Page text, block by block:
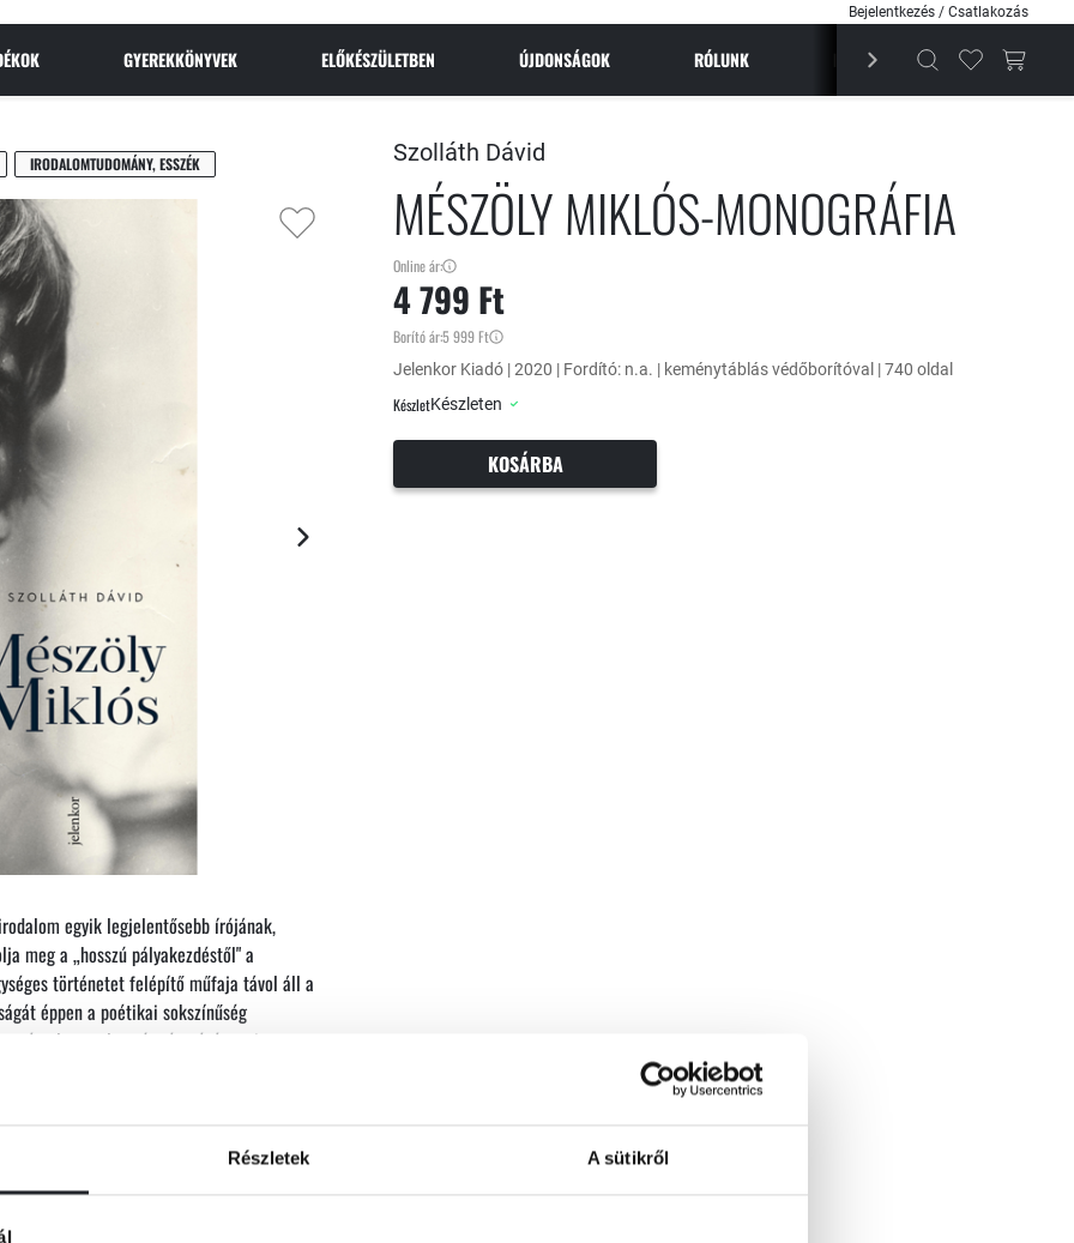
Részletek A sütikről
Bejelentkezés / Csatlakozás
GYEREKKÖNYVEK ELŐKÉSZÜLETBEN ÚJDONSÁGOK RÓLUNK BESTSELLEREK MAGAZIN
IRODALOMTUDOMÁNY, ESSZÉK
egyik legjelentősebb írójának,
meg a „hosszú pályakezdéstől" a
történetet felépítő műfaja távol áll a
éppen a poétikai sokszínűség
alapos elemzés tárgyává teszi az
az adott történeti és világirodalmi
a kortárs magyar irodalmi
példával igazolja.
születésének 100. évfordulójára
Szolláth Dávid
MÉSZÖLY MIKLÓS-MONOGRÁFIA
Online ár:
4 799 Ft
Borító ár:5 999 Ft
Jelenkor Kiadó | 2020 | Fordító: n.a. | keménytáblás védőborítóval | 740 oldal
KészletKészleten
KOSÁRBA